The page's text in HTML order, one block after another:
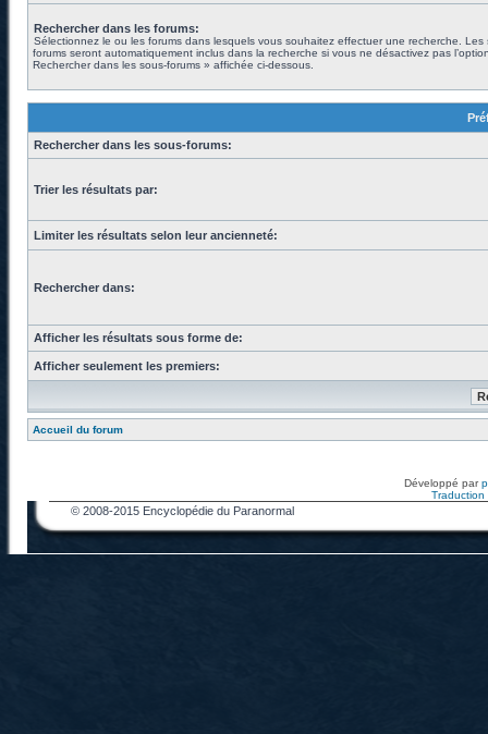
Rechercher dans les forums:
Sélectionnez le ou les forums dans lesquels vous souhaitez effectuer une recherche. Les
forums seront automatiquement inclus dans la recherche si vous ne désactivez pas
Rechercher dans les sous-forums » affichée ci-dessous.
Rechercher dans les sous-forums:
Trier les résultats par:
Limiter les résultats selon leur ancienneté:
Rechercher dans:
Afficher les résultats sous forme de:
Afficher seulement les premiers:
Accueil du forum
Développé par
Traduction
© 2008-2015 Encyclopédie du Paranormal